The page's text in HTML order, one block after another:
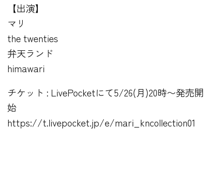
【出演】
マリ
the twenties
弁天ランド
himawari
チケット : LivePocketにて5/26(月)20時〜発売開
始
https://t.livepocket.jp/e/mari_kncollection01